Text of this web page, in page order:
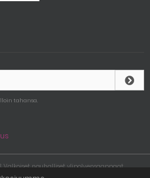
tahansa.
Valkoiset nauhalliset ylipolvensaappaat